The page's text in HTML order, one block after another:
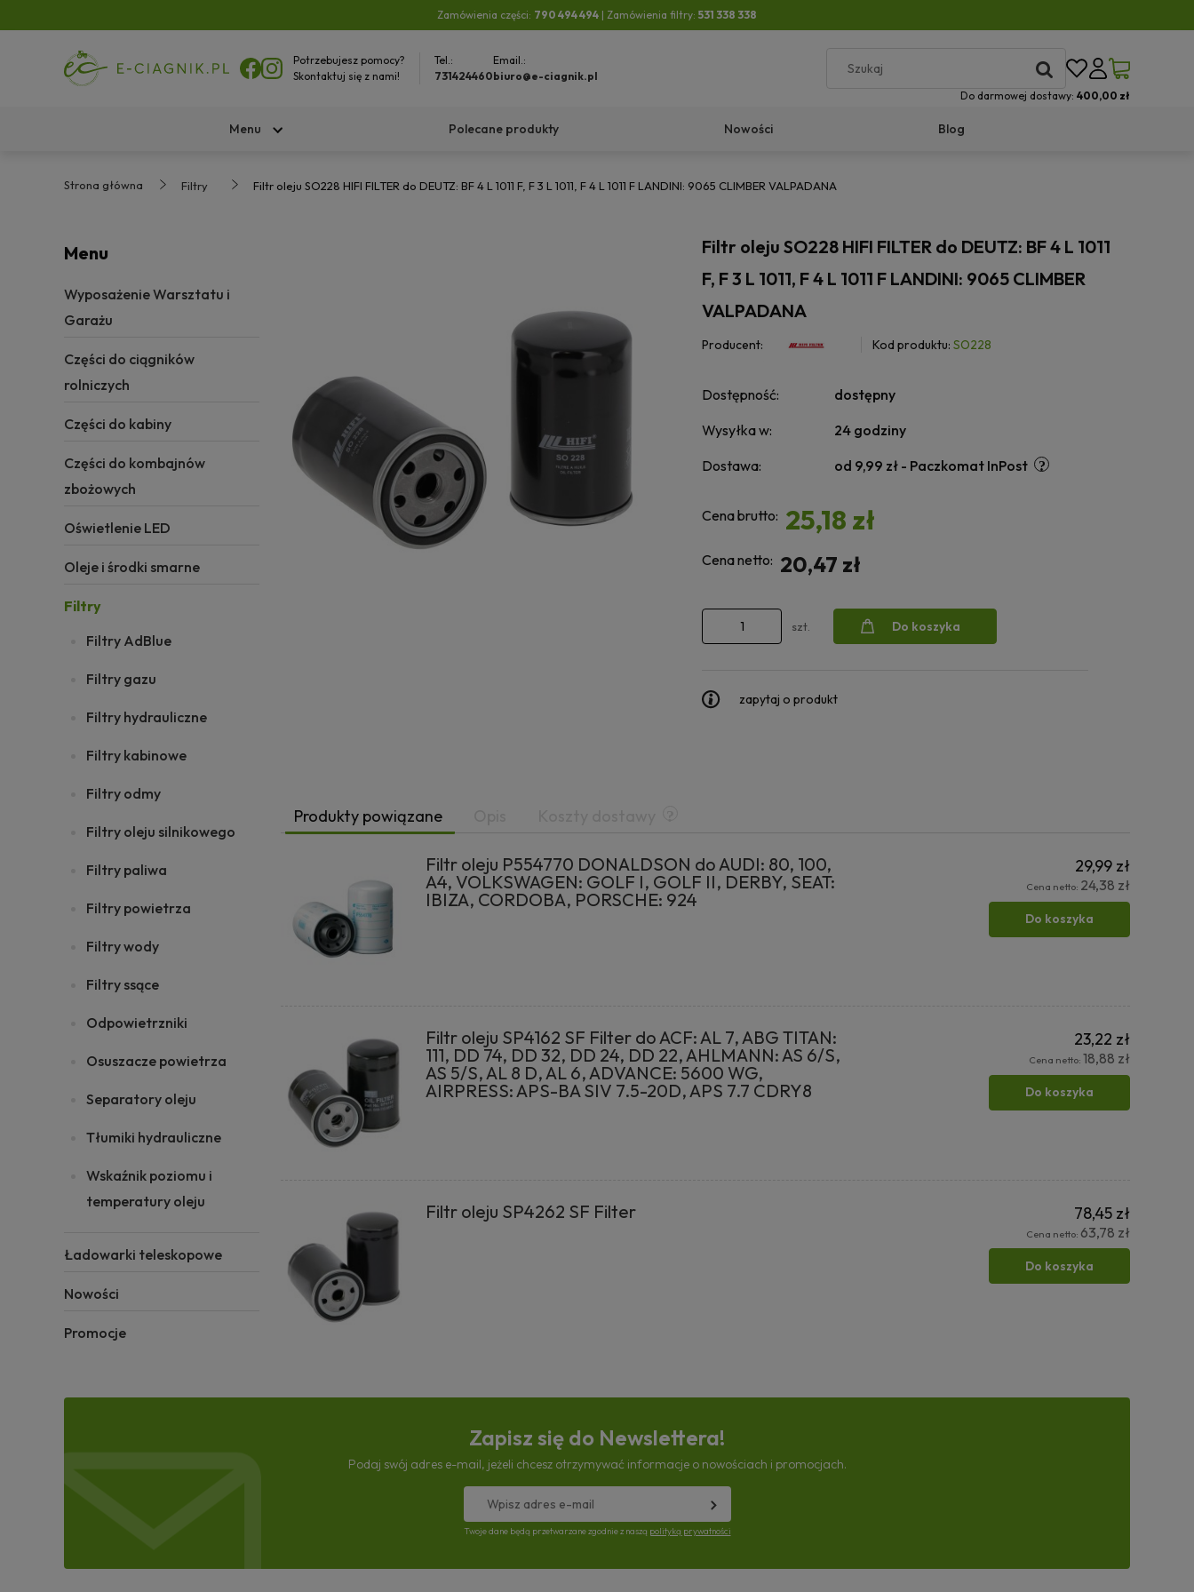
Zamówienia części: 790 494 494 | Zamówienia filtry: 531 338 338
Potrzebujesz pomocy?
Skontaktuj się z nami!
Tel.:
731424460
Email.:
biuro@e-ciagnik.pl
Do darmowej dostawy: 400,00 zł
Menu Polecane produkty Nowości Blog
Strona główna Filtry Filtr oleju SO228 HIFI FILTER do DEUTZ: BF 4 L 1011 F, F 3 L 1011, F 4 L 1011 F LANDINI: 9065 CLIMBER VALPADANA
Menu
Wyposażenie Warsztatu i
Garażu
Części do ciągników
rolniczych
Części do kabiny
Części do kombajnów
zbożowych
Oświetlenie LED
Oleje i środki smarne
Filtry
Filtry AdBlue
Filtry gazu
Filtry hydrauliczne
Filtry kabinowe
Filtry odmy
Filtry oleju silnikowego
Filtry paliwa
Filtry powietrza
Filtry wody
Filtry ssące
Odpowietrzniki
Osuszacze powietrza
Separatory oleju
Tłumiki hydrauliczne
Wskaźnik poziomu i
temperatury oleju
Ładowarki teleskopowe
Nowości
Promocje
Filtr oleju SO228 HIFI FILTER do DEUTZ: BF 4 L 1011
F, F 3 L 1011, F 4 L 1011 F LANDINI: 9065 CLIMBER
VALPADANA
Producent: Kod produktu: SO228
Dostępność:
dostępny
Wysyłka w:
24 godziny
Dostawa:
od 9,99 zł - Paczkomat InPost
Cena brutto: 25,18 zł
Cena netto: 20,47 zł
szt. Do koszyka
zapytaj o produkt
Produkty powiązane
Filtr oleju P554770 DONALDSON do AUDI: 80, 100,
A4, VOLKSWAGEN: GOLF I, GOLF II, DERBY, SEAT:
IBIZA, CORDOBA, PORSCHE: 924
29,99 zł
Cena netto: 24,38 zł
Do koszyka
Filtr oleju SP4162 SF Filter do ACF: AL 7, ABG TITAN:
111, DD 74, DD 32, DD 24, DD 22, AHLMANN: AS 6/S,
AS 5/S, AL 8 D, AL 6, ADVANCE: 5600 WG,
AIRPRESS: APS-BA SIV 7.5-20D, APS 7.7 CDRY8
23,22 zł
Cena netto: 18,88 zł
Do koszyka
Filtr oleju SP4262 SF Filter 78,45 zł
Cena netto: 63,78 zł
Do koszyka
Zapisz się do Newslettera!
Podaj swój adres e-mail, jeżeli chcesz otrzymywać informacje o nowościach i promocjach.
Twoje dane będą przetwarzane zgodnie z naszą polityką prywatności